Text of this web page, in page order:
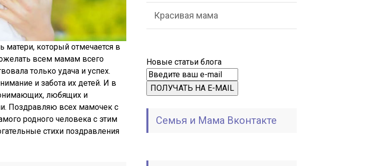
который отмечается в
всем мамам всего
только удача и успех.
и забота их детей. И в
любящих и
Поздравляю всех мамочек с
родного человека с этим
стихи поздравления
Красивая мама
Новые статьи блога
ПОЛУЧАТЬ НА E-MAIL
Семья и Мама Вконтакте